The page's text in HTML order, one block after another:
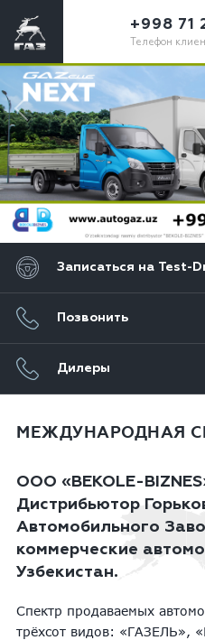
+998 71
Телефон
Записаться на Test-
Позвонить
Дилеры
МЕЖДУНАРОДНАЯ
ООО «BEKOLE-
Дистрибьютор
Автомобильного
коммерческие
Узбекистан.
Спектр продаваемых
трёхсот видов: «ГАЗЕЛЬ»,